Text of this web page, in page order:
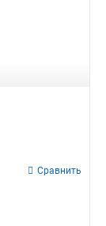
Сравнить